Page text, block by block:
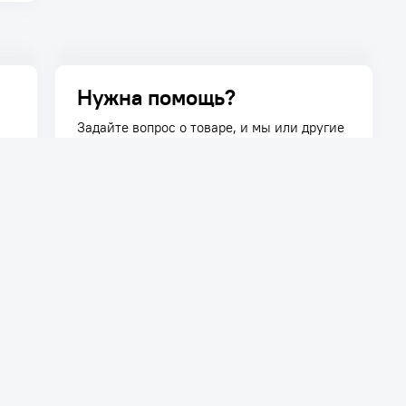
Нужна помощь?
Задайте вопрос о товаре, и мы или другие